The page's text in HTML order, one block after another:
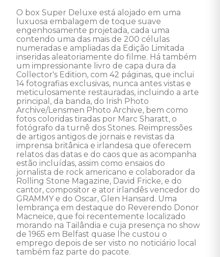
O box Super Deluxe está alojado em uma
luxuosa embalagem de toque suave
engenhosamente projetada, cada uma
contendo uma das mais de 200 células
numeradas e ampliadas da Edição Limitada
inseridas aleatoriamente do filme. Há também
um impressionante livro de capa dura da
Collector's Edition, com 42 páginas, que inclui
14 fotografias exclusivas, nunca antes vistas e
meticulosamente restauradas, incluindo a arte
principal, da banda, do Irish Photo
Archive/Lensmen Photo Archive, bem como
fotos coloridas tiradas por Marc Sharatt, o
fotógrafo da turnê dos Stones. Reimpressões
de artigos antigos de jornais e revistas da
imprensa britânica e irlandesa que oferecem
relatos das datas e do caos que as acompanha
estão incluídas, assim como ensaios do
jornalista de rock americano e colaborador da
Rolling Stone Magazine, David Fricke, e do
cantor, compositor e ator irlandês vencedor do
GRAMMY e do Oscar, Glen Hansard. Uma
lembrança em destaque do Reverendo Donor
Macneice, que foi recentemente localizado
morando na Tailândia e cuja presença no show
de 1965 em Belfast quase lhe custou o
emprego depois de ser visto no noticiário local
também faz parte do pacote.